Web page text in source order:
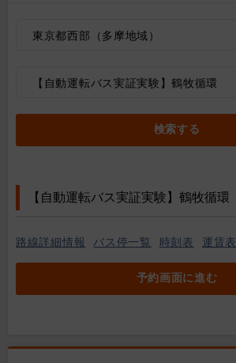
東京都西部（多摩地域）
【自動運転バス実証実験】鶴牧循環
検索する
【自動運転バス実証実験】鶴牧循環
路線詳細情報 バス停一覧 時刻表 運賃表
予約画面に進む